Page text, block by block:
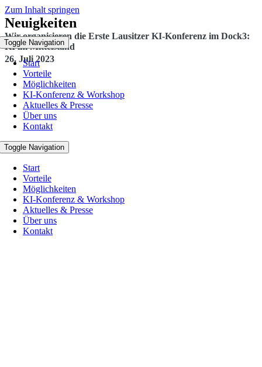
Zum Inhalt springen
Toggle Navigation
Start
Vorteile
Möglichkeiten
KI-Konferenz & Workshop
Aktuelles & Presse
Über uns
Kontakt
Toggle Navigation
Start
Vorteile
Möglichkeiten
KI-Konferenz & Workshop
Aktuelles & Presse
Über uns
Kontakt
Neuigkeiten
Wir organisieren die Erste Lausitzer KI-Konferenz im Dock3:
KI im Mittelstand
26. Juli 2023